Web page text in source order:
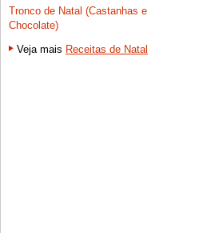
Tronco de Natal (Castanhas e
Chocolate)
Veja mais Receitas de Natal